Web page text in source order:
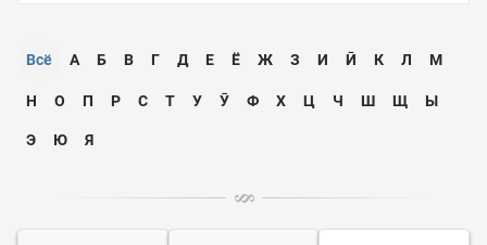
Всё А Б В Г Д Е Ё Ж З И Ӣ К Л М
Н О П Р С Т У Ӯ Ф Х Ц Ч Ш Щ Ы
Э Ю Я